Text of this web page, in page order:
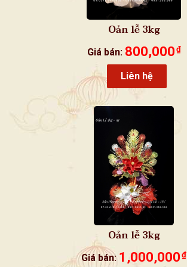
Oản lễ 3kg
Giá bán: 800,000 ₫
Liên hệ
Oản lễ 3kg
Giá bán: 1,000,000 ₫